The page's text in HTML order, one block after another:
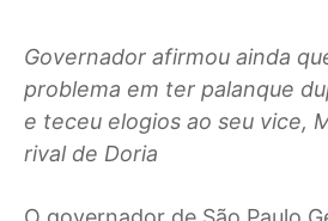
Governador afirmou ainda
problema em ter palanque
e teceu elogios ao seu vice,
rival de Doria